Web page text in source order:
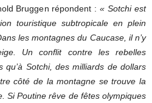
Bruggen répondent :« Sotchi est
touristique subtropicale en plein
les montagnes du Caucase, il n’y
Un conflit contre les rebelles
qu’à Sotchi, des milliards de dollars
côté de la montagne se trouve la
Si Poutine rêve de fêtes olympiques